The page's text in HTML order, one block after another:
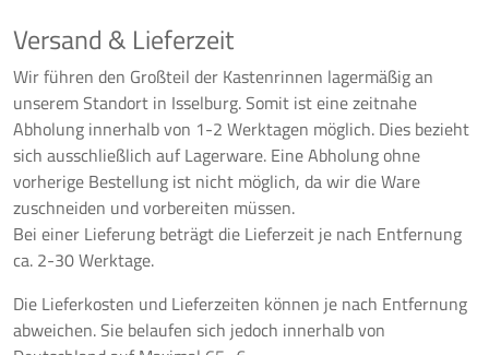
Versand & Lieferzeit
Wir führen den Großteil der Kastenrinnen lagermäßig an
unserem Standort in Isselburg. Somit ist eine zeitnahe
Abholung innerhalb von 1-2 Werktagen möglich. Dies bezieht
sich ausschließlich auf Lagerware. Eine Abholung ohne
vorherige Bestellung ist nicht möglich, da wir die Ware
zuschneiden und vorbereiten müssen.
Bei einer Lieferung beträgt die Lieferzeit je nach Entfernung
ca. 2-30 Werktage.
Die Lieferkosten und Lieferzeiten können je nach Entfernung
abweichen. Sie belaufen sich jedoch innerhalb von